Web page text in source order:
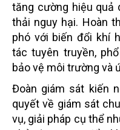
tăng cường hiệu quả
thải nguy hại. Hoàn
phó với biến đổi khí
tác tuyên truyền,
bảo vệ môi trường và
Đoàn giám sát kiến
quyết về giám sát
vụ, giải pháp cụ thể